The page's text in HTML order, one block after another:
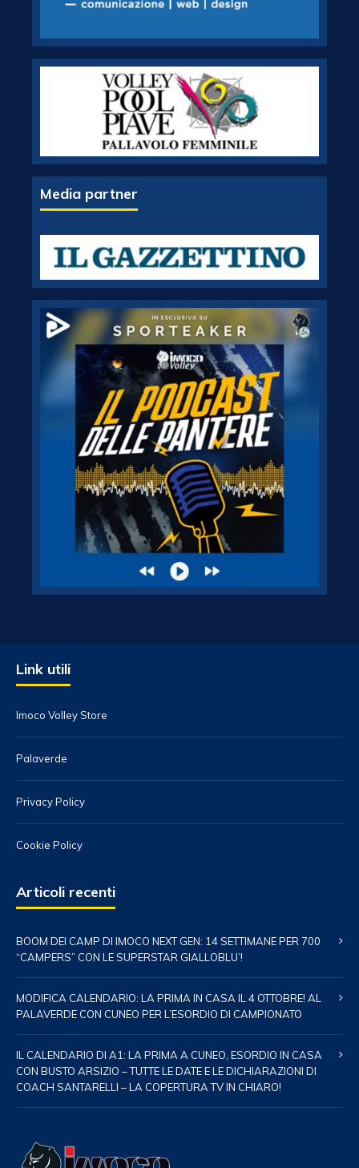
Media partner
Link utili
Imoco Volley Store
Palaverde
Privacy Policy
Cookie Policy
Articoli recenti
BOOM DEI CAMP DI IMOCO NEXT GEN: 14 SETTIMANE PER 700
“CAMPERS” CON LE SUPERSTAR GIALLOBLU’!
MODIFICA CALENDARIO: LA PRIMA IN CASA IL 4 OTTOBRE! AL
PALAVERDE CON CUNEO PER L’ESORDIO DI CAMPIONATO
IL CALENDARIO DI A1: LA PRIMA A CUNEO, ESORDIO IN CASA
CON BUSTO ARSIZIO – TUTTE LE DATE E LE DICHIARAZIONI DI
COACH SANTARELLI – LA COPERTURA TV IN CHIARO!